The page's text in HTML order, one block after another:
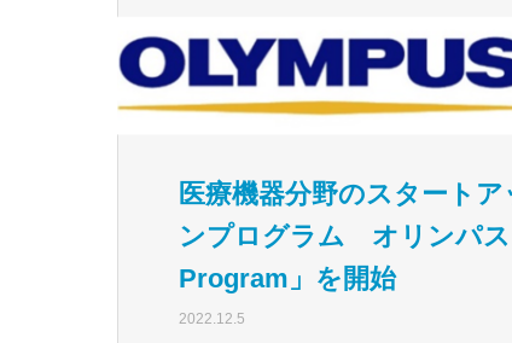
医療機器分野のスタート
ンプログラム オリンパ
Program」を開始
2022.12.5